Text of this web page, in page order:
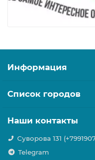
Информация
Список городов
Наши контакты
Суворова 131
Telegram